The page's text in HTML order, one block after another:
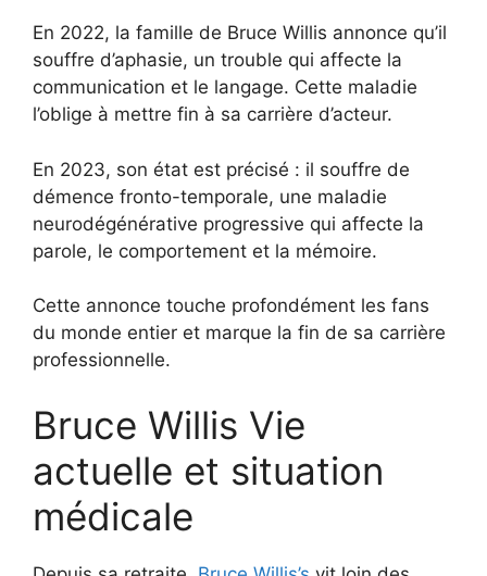
En 2022, la famille de Bruce Willis annonce qu’il
souffre d’aphasie, un trouble qui affecte la
communication et le langage. Cette maladie
l’oblige à mettre fin à sa carrière d’acteur.
En 2023, son état est précisé : il souffre de
démence fronto-temporale, une maladie
neurodégénérative progressive qui affecte la
parole, le comportement et la mémoire.
Cette annonce touche profondément les fans
du monde entier et marque la fin de sa carrière
professionnelle.
Bruce Willis Vie
actuelle et situation
médicale